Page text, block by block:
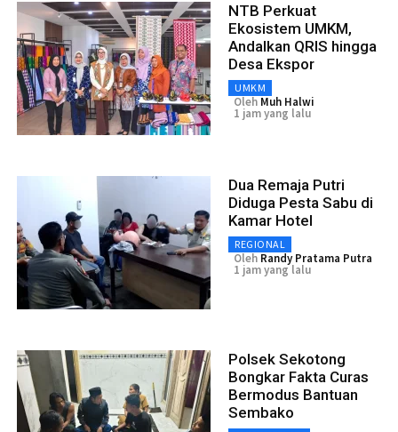
NTB Perkuat
Ekosistem UMKM,
Andalkan QRIS hingga
Desa Ekspor
UMKM
Oleh Muh Halwi
1 jam yang lalu
Dua Remaja Putri
Diduga Pesta Sabu di
Kamar Hotel
REGIONAL
Oleh Randy Pratama Putra
1 jam yang lalu
Polsek Sekotong
Bongkar Fakta Curas
Bermodus Bantuan
Sembako